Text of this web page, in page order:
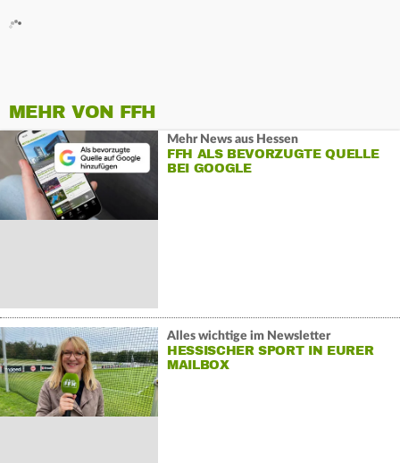
MEHR VON FFH
Mehr News aus Hessen
FFH ALS BEVORZUGTE QUELLE
BEI GOOGLE
Alles wichtige im Newsletter
HESSISCHER SPORT IN EURER
MAILBOX